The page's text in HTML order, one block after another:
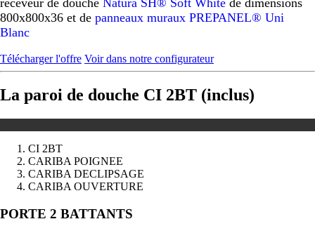
800x800x36 et de panneaux muraux PREPANEL® Uni
Blanc
Télécharger l'offre Voir dans notre configurateur
La paroi de douche CI 2BT (inclus)
CI 2BT
CARIBA POIGNEE
CARIBA DECLIPSAGE
CARIBA OUVERTURE
Précédent
Suivant
PORTE 2 BATTANTS